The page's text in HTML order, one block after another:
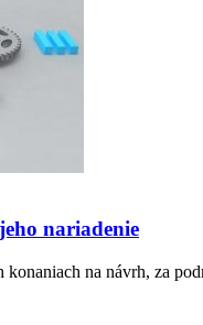
nariadenie
na návrh, za